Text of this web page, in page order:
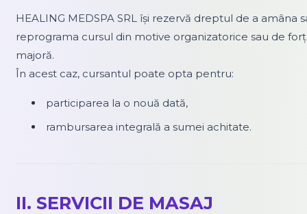
HEALING MEDSPA SRL își rezervă dreptul de a amâna
reprograma cursul din motive organizatorice sau de
majoră.
În acest caz, cursantul poate opta pentru:
participarea la o nouă dată,
rambursarea integrală a sumei achitate.
II. SERVICII DE MASAJ